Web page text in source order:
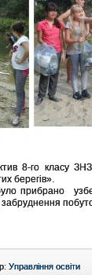
8-го класу
берегів».
прибрано
забруднення
Управління освіти